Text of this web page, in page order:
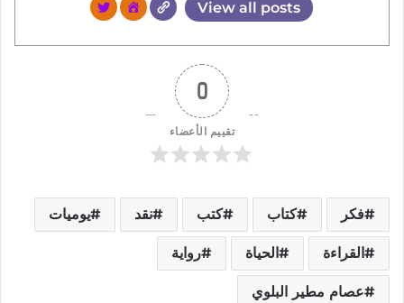
View all posts
0
تقييم الأعضاء
فكر كتاب كتب نقد يوميات
القراءة الحياة رواية
عصام مطير البلوي